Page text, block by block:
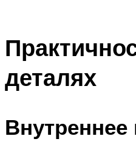
деталях